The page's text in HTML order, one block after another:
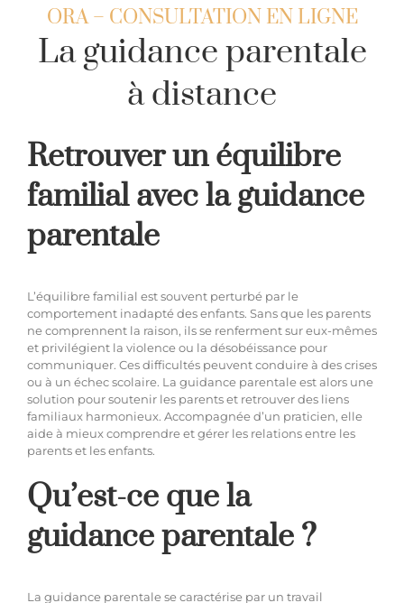
Hypnothérapie à distance
Espace membre
ORA – CONSULTATION EN LIGNE
La guidance parentale
à distance
Retrouver un équilibre
familial avec la guidance
parentale
L’équilibre familial est souvent perturbé par le
comportement inadapté des enfants. Sans que les parents
ne comprennent la raison, ils se renferment sur eux-mêmes
et privilégient la violence ou la désobéissance pour
communiquer. Ces difficultés peuvent conduire à des crises
ou à un échec scolaire. La guidance parentale est alors une
solution pour soutenir les parents et retrouver des liens
familiaux harmonieux. Accompagnée d’un praticien, elle
aide à mieux comprendre et gérer les relations entre les
parents et les enfants.
Qu’est-ce que la
guidance parentale ?
La guidance parentale se caractérise par un travail